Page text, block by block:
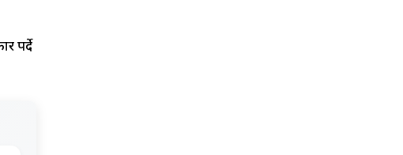
पर्दे